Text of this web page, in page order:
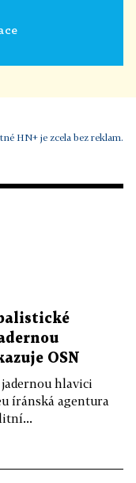
HN+ je zcela bez reklam.
OSN
hlavici
íránská agentura